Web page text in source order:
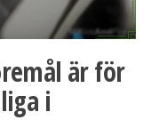
är för
i